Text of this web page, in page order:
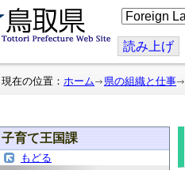
こ
の
ジ
を
翻
読み上げ
現在の位置： ホーム 県の組織と仕事
子育て王国課
もどる